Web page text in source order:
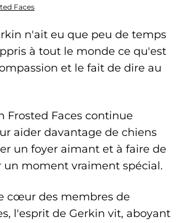
Faces
n'ait eu que peu de temps
à tout le monde ce qu'est
et le fait de dire au
Frosted Faces continue
aider davantage de chiens
un foyer aimant et à faire de
un moment vraiment spécial.
cœur des membres de
l'esprit de Gerkin vit, aboyant